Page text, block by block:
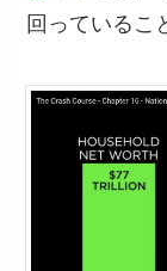
回っているこ